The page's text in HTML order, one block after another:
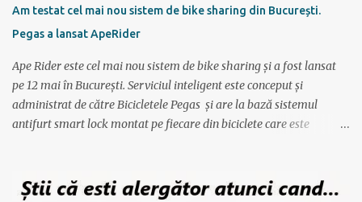
foarte simplu; se alterneaza antrenamente mai scurte cu
antrenamente mai lungi, apoi din nou mai scurte dar trebuie
obtinuti timpi mai buni, ceea ce fortifica muschii si creeaza cadrul
pentru a avansa apoi...
Am testat cel mai nou sistem de bike sharing din București.
Pegas a lansat ApeRider
Ape Rider este cel mai nou sistem de bike sharing și a fost lansat
pe 12 mai în București. Serviciul inteligent este conceput și
administrat de către Bicicletele Pegas și are la bază sistemul
antifurt smart lock montat pe fiecare din biciclete care este
intermediul aplicației. Reprezentanții Pegas anunțaseră de mai